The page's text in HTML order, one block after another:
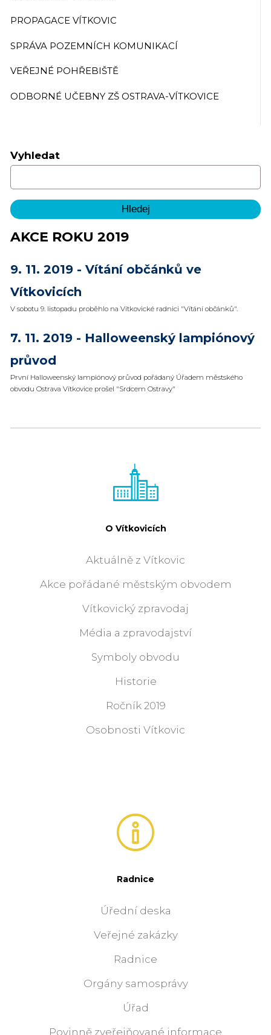
PROPAGACE VÍTKOVIC
SPRÁVA POZEMNÍCH KOMUNIKACÍ
VEŘEJNÉ POHŘEBIŠTĚ
ODBORNÉ UČEBNY ZŠ OSTRAVA-VÍTKOVICE
Vyhledat
AKCE ROKU 2019
9. 11. 2019 - Vítání občánků ve
Vítkovicích
V sobotu 9. listopadu proběhlo na Vítkovické radnici "Vítání občánků".
7. 11. 2019 - Halloweenský lampiónový
průvod
První Halloweenský lampiónový průvod pořádaný Úřadem městského
obvodu Ostrava Vítkovice prošel "Srdcem Ostravy"
O Vítkovicích
Aktuálně z Vítkovic
Akce pořádané městským obvodem
Vítkovický zpravodaj
Média a zpravodajství
Symboly obvodu
Historie
Ročník 2019
Osobnosti Vítkovic
Radnice
Úřední deska
Veřejné zakázky
Radnice
Orgány samosprávy
Úřad
Povinně zveřejňované informace